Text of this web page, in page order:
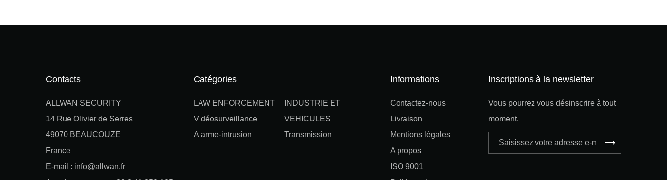
Contacts
ALLWAN SECURITY
14 Rue Olivier de Serres
49070 BEAUCOUZE
France
E-mail : info@allwan.fr
Catégories
INDUSTRIE ET
VEHICULES
LAW ENFORCEMENT
Vidéosurveillance
Transmission
Alarme-intrusion
Informations
Contactez-nous
Livraison
Mentions légales
A propos
ISO 9001
Inscriptions à la newsletter
Vous pourrez vous désinscrire à tout
moment.
Adresse
e-